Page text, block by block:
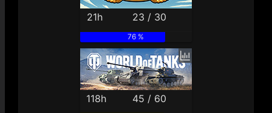
21h 23 / 30
76 %
118h 45 / 60